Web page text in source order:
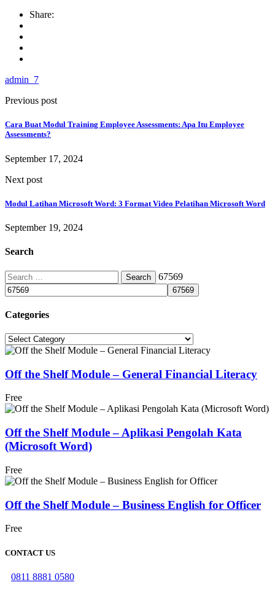
Share:
admin_7
Previous post
Cara Buat Modul Training Employee Assessments: Apa Itu Employee
Assessments?
September 17, 2024
Next post
Modul Latihan Microsoft Word: 3 Format Video Pelatihan Microsoft Word
September 19, 2024
Search
Search
for:
67569
Categories
Categories
Off the Shelf Module – General Financial Literacy
Free
Off the Shelf Module – Aplikasi Pengolah Kata
(Microsoft Word)
Free
Off the Shelf Module – Business English for Officer
Free
CONTACT US
0811 8881 0580